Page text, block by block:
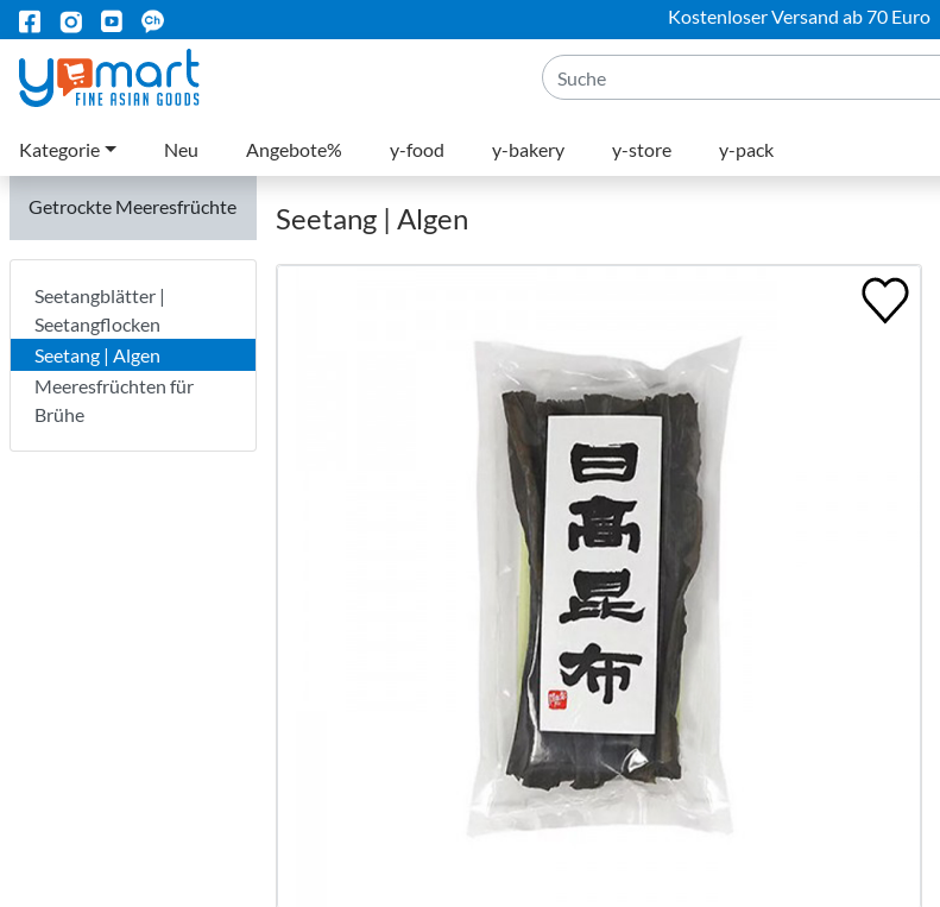
Kostenloser Versand ab 70 Euro
Kategorie Neu Angebote% y-food y-bakery y-store y-pack
Getrockte Meeresfrüchte
Seetangblätter |
Seetangflocken
Seetang | Algen
Meeresfrüchten für
Brühe
Seetang | Algen